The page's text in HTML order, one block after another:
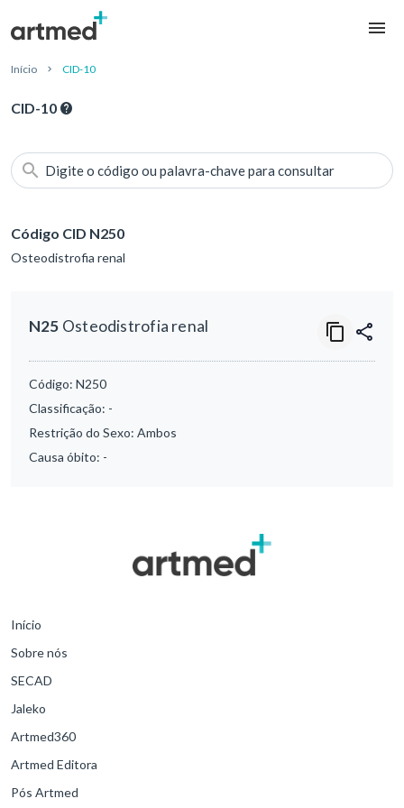
Início CID-10
CID-10
Digite o código ou palavra-chave para consultar
Código CID N250
Osteodistrofia renal
N25 Osteodistrofia renal
Código: N250
Classificação: -
Restrição do Sexo: Ambos
Causa óbito: -
Início
Sobre nós
SECAD
Jaleko
Artmed360
Artmed Editora
Pós Artmed